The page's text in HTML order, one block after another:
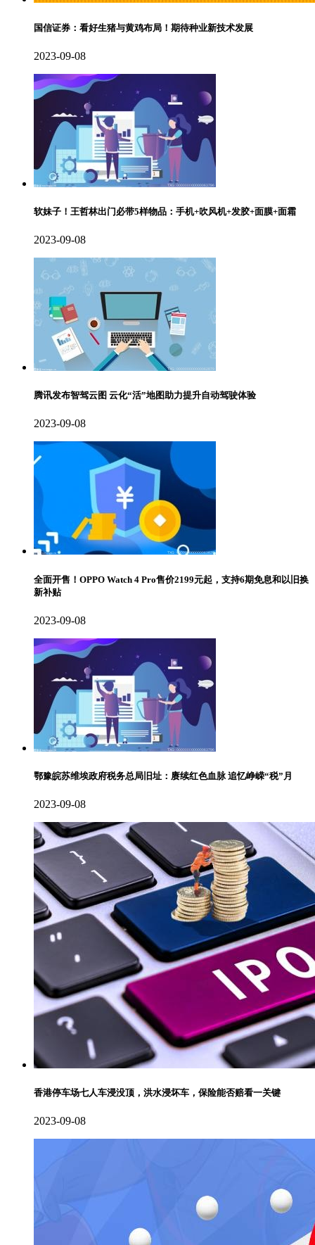
国信证券：看好生猪与黄鸡布局！期待种业新技术发展
2023-09-08
软妹子！王哲林出门必带5样物品：手机+吹风机+发胶+面膜+面霜
2023-09-08
腾讯发布智驾云图 云化“活”地图助力提升自动驾驶体验
2023-09-08
全面开售！OPPO Watch 4 Pro售价2199元起，支持6期免息和以旧换
新补贴
2023-09-08
鄂豫皖苏维埃政府税务总局旧址：赓续红色血脉 追忆峥嵘“税”月
2023-09-08
香港停车场七人车浸没顶，洪水浸坏车，保险能否赔看一关键
2023-09-08